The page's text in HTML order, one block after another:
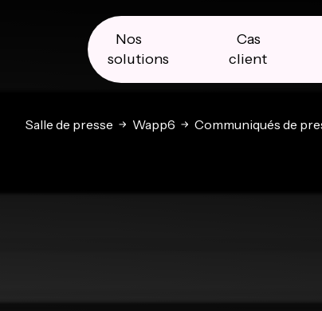
Nos
solutions
Cas
client
Salle de presse Wapp6 Communiqués de